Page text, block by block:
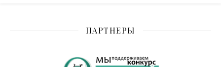
ПАРТНЕРЫ